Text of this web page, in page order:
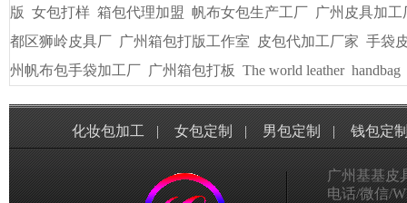
版 女包打样 箱包代理加盟 帆布女包生产工厂 广州皮具加工
都区狮岭皮具厂 广州箱包打版工作室 皮包代加工厂家 手袋
州帆布包手袋加工厂 广州箱包打板 The world leather handbag
化妆包加工 | 女包定制 | 男包定制 | 钱包定
广州基基皮
电话/微信/